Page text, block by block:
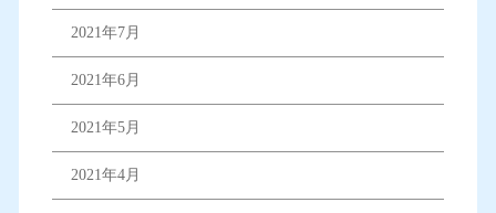
2021年7月
2021年6月
2021年5月
2021年4月